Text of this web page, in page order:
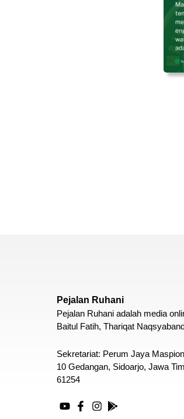
Pejalan Ruhani
Pejalan Ruhani adalah media
Baitul Fatih, Thariqat
Sekretariat: Perum Jaya
10 Gedangan, Sidoarjo, Jawa
61254